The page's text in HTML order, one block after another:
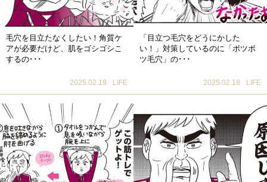
毛穴を目立たなくしたい！角質ケ
アが必要だけど、肌をゴシゴシこ
するの･･･
2025.02.19 LIFE
「目立つ毛穴をどうにかした
い！」対策しているのに「ボツボ
ツ毛穴」の･･･
2025.02.18 LIFE